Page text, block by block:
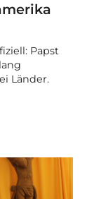
Papst
Länder.